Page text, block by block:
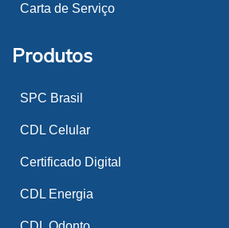
Carta de Serviço
Produtos
SPC Brasil
CDL Celular
Certificado Digital
CDL Energia